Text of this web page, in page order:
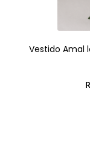
Vestido Amal